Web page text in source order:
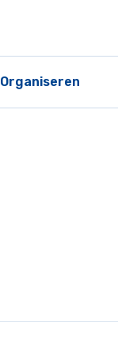
Organiseren